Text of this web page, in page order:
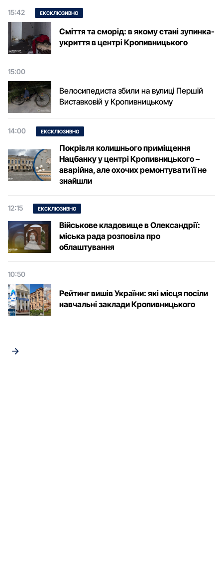
15:42 ЕКСКЛЮЗИВНО
Сміття та сморід: в якому стані зупинка-
укриття в центрі Кропивницького
15:00
Велосипедиста збили на вулиці Першій
Виставковій у Кропивницькому
14:00 ЕКСКЛЮЗИВНО
Покрівля колишнього приміщення
Нацбанку у центрі Кропивницького –
аварійна, але охочих ремонтувати її не
знайшли
12:15 ЕКСКЛЮЗИВНО
Військове кладовище в Олександрії:
міська рада розповіла про
облаштування
10:50
Рейтинг вишів України: які місця посіли
навчальні заклади Кропивницького